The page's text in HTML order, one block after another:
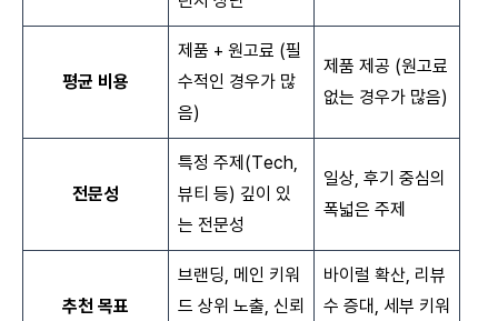
평균 비용
제품 + 원고료 (필
수적인 경우가 많
음)
제품 제공 (원고료
없는 경우가 많음)
전문성
특정 주제(Tech,
뷰티 등) 깊이 있
는 전문성
일상, 후기 중심의
폭넓은 주제
추천 목표
브랜딩, 메인 키워
드 상위 노출, 신뢰
바이럴 확산, 리뷰
수 증대, 세부 키워